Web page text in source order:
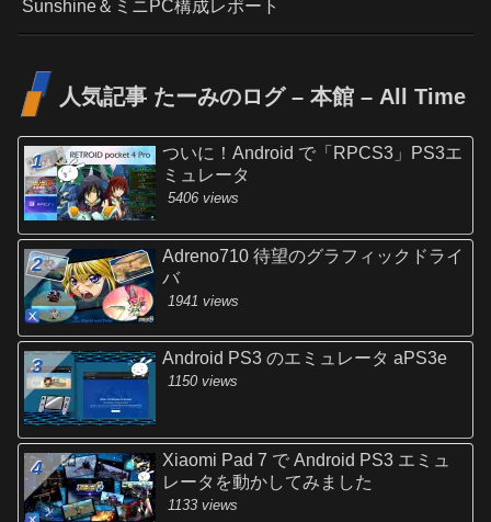
Sunshine＆ミニPC構成レポート
人気記事 たーみのログ – 本館 – All Time
ついに！Android で「RPCS3」PS3エ
ミュレータ
5406 views
Adreno710 待望のグラフィックドライ
バ
1941 views
Android PS3 のエミュレータ aPS3e
1150 views
Xiaomi Pad 7 で Android PS3 エミュ
レータを動かしてみました
1133 views